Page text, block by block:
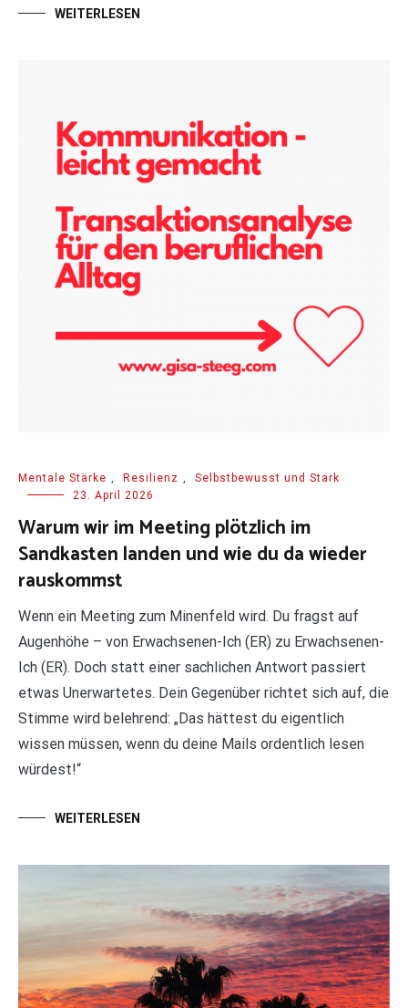
WEITERLESEN
Mentale Stärke , Resilienz ,
Selbstbewusst und Stark
23. April 2026
Warum wir im Meeting plötzlich im
Sandkasten landen und wie du da wieder
rauskommst
Wenn ein Meeting zum Minenfeld wird. Du fragst auf
Augenhöhe – von Erwachsenen-Ich (ER) zu Erwachsenen-
Ich (ER). Doch statt einer sachlichen Antwort passiert
etwas Unerwartetes. Dein Gegenüber richtet sich auf, die
Stimme wird belehrend: „Das hättest du eigentlich
wissen müssen, wenn du deine Mails ordentlich lesen
würdest!“
WEITERLESEN